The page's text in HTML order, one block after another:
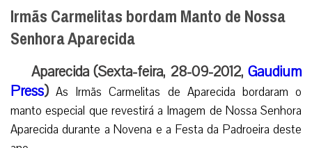
Irmãs Carmelitas bordam Manto de Nossa
Senhora Aparecida
Aparecida (Sexta-feira, 28-09-2012, Gaudium
Press) As Irmãs Carmelitas de Aparecida bordaram o
manto especial que revestirá a Imagem de Nossa Senhora
Aparecida durante a Novena e a Festa da Padroeira deste